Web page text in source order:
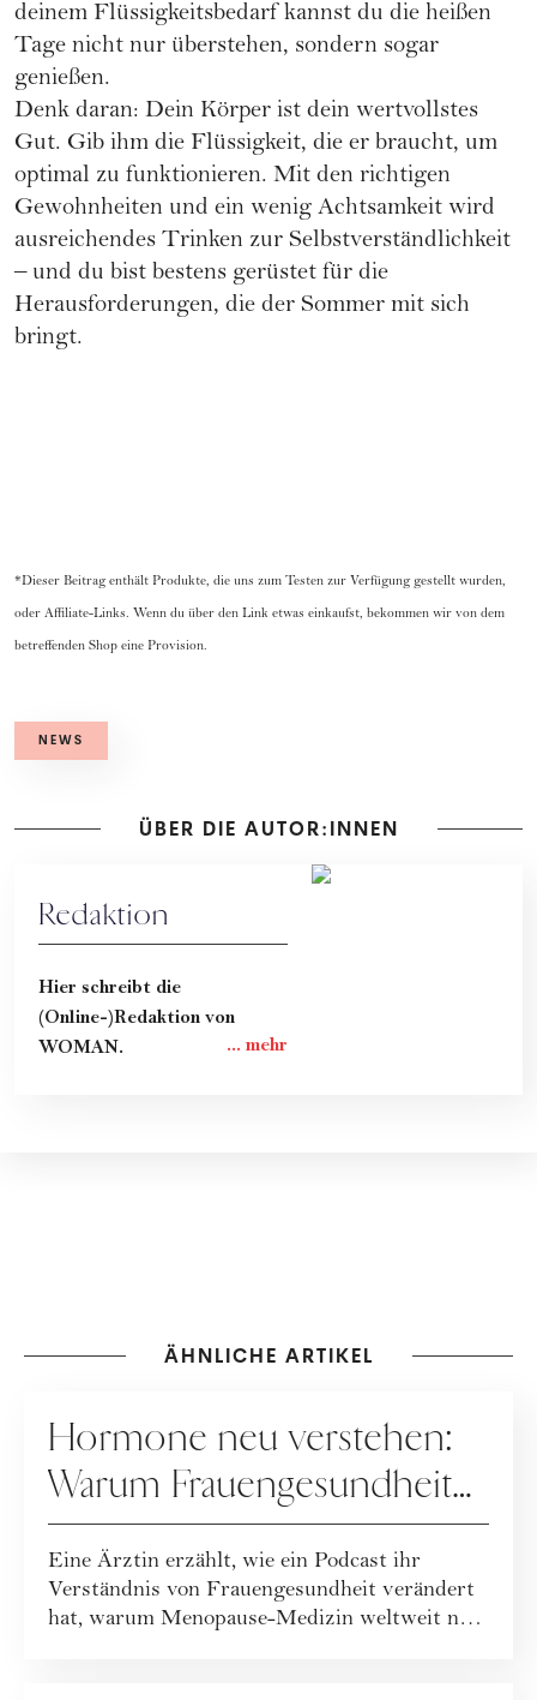
deinem Flüssigkeitsbedarf kannst du die heißen
Tage nicht nur überstehen, sondern sogar
genießen.
Denk daran: Dein Körper ist dein wertvollstes
Gut. Gib ihm die Flüssigkeit, die er braucht, um
optimal zu funktionieren. Mit den richtigen
Gewohnheiten und ein wenig Achtsamkeit wird
ausreichendes Trinken zur Selbstverständlichkeit
– und du bist bestens gerüstet für die
Herausforderungen, die der Sommer mit sich
bringt.
*Dieser Beitrag enthält Produkte, die uns zum Testen zur Verfügung gestellt wurden,
oder Affiliate-Links. Wenn du über den Link etwas einkaufst, bekommen wir von dem
betreffenden Shop eine Provision.
NEWS
ÜBER DIE AUTOR:INNEN
Redaktion
Hier schreibt die
(Online-)Redaktion von
WOMAN.
ÄHNLICHE ARTIKEL
Hormone neu verstehen:
Warum Frauengesundheit
heute neu gedacht wird
Eine Ärztin erzählt, wie ein Podcast ihr
Verständnis von Frauengesundheit verändert
hat, warum Menopause-Medizin weltweit neu